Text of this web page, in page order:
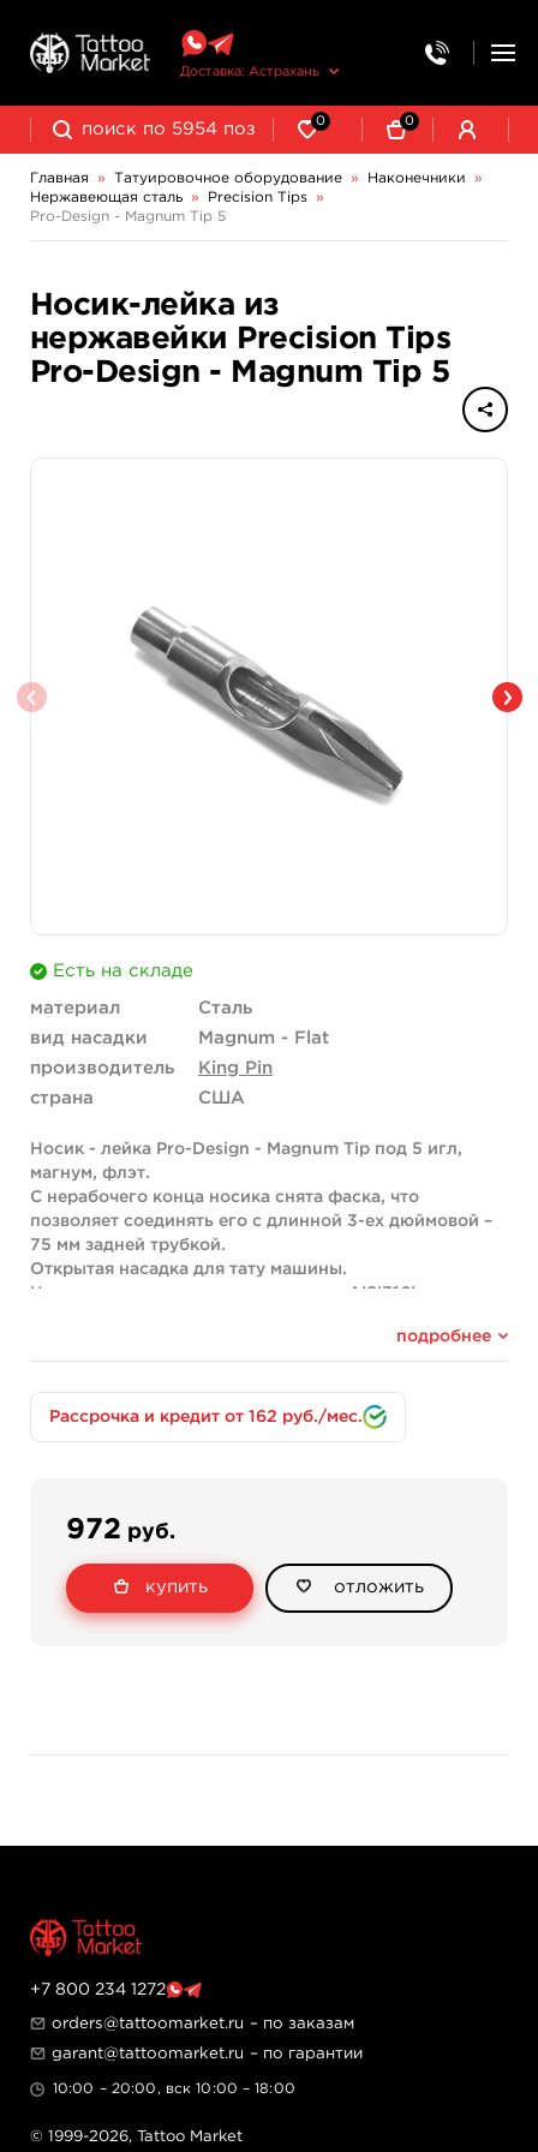
Доставка: Астрахань
0 0
Главная » Татуировочное оборудование » Наконечники
»
Нержавеющая сталь
» Precision Tips
»
Pro-Design - Magnum Tip 5
Носик-лейка из
нержавейки Precision Tips
Pro-Design - Magnum Tip 5
Есть на складе
материал
Сталь
вид насадки
Magnum - Flat
производитель
King Pin
страна
США
Носик - лейка Pro-Design - Magnum Tip под 5 игл,
магнум, флэт.
С нерабочего конца носика снята фаска, что
позволяет соединять его с длинной 3-ех дюймовой –
75 мм задней трубкой.
Открытая насадка для тату машины.
Нержавеющая, полированная сталь AISI316L .
Внимание, дизайн насадки может немного отличаться
от представленного изображения – исключительная
особенность производителя!
Использовать для следующих конфигураций игл:
7M2 - пайка 7 дабл флэт,
подробнее
Рассрочка и кредит от 162 руб./мес.
972 руб.
купить отложить
+7 800 234 1272
orders@tattoomarket.ru – по заказам
garant@tattoomarket.ru – по гарантии
10:00 – 20:00, вск 10:00 – 18:00
© 1999-2026, Tattoo Market